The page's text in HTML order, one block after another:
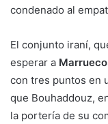
condenado al
El conjunto iraní,
esperar a
con tres puntos en
que Bouhaddouz,
la portería de su